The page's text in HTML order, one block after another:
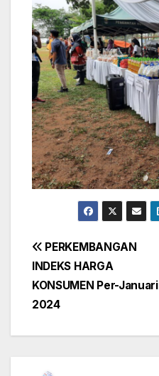
Post
navigation
PERKEMBANGAN
INDEKS HARGA
KONSUMEN Per-Januari
2024